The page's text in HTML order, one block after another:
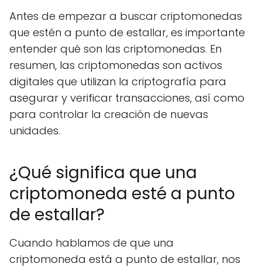
Antes de empezar a buscar criptomonedas
que estén a punto de estallar, es importante
entender qué son las criptomonedas. En
resumen, las criptomonedas son activos
digitales que utilizan la criptografía para
asegurar y verificar transacciones, así como
para controlar la creación de nuevas
unidades.
¿Qué significa que una
criptomoneda esté a punto
de estallar?
Cuando hablamos de que una
criptomoneda está a punto de estallar, nos